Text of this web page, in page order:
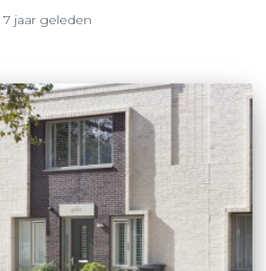
7 jaar geleden